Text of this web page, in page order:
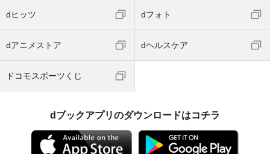
dヒッツ dフォト
dアニメストア dヘルスケア
ドコモスポーツくじ
dブックアプリのダウンロードはコチラ